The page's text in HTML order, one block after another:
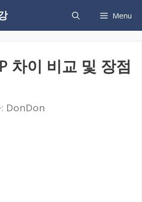
Menu
차이 비교 및 장점
DonDon